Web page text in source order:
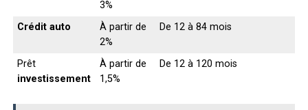
3%
Crédit auto
À partir de
2%
De 12 à 84 mois
Prêt
investissement
À partir de
1,5%
De 12 à 120 mois